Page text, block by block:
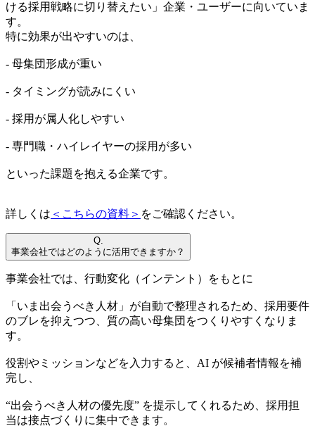
ける採用戦略に切り替えたい」企業・ユーザーに向いていま
す。
特に効果が出やすいのは、
- 母集団形成が重い
- タイミングが読みにくい
- 採用が属人化しやすい
- 専門職・ハイレイヤーの採用が多い
といった課題を抱える企業です。
詳しくは ＜こちらの資料＞ をご確認ください。
Q.
事業会社ではどのように活用できますか？
事業会社では、行動変化（インテント）をもとに
「いま出会うべき人材」が自動で整理されるため、採用要件
のブレを抑えつつ、質の高い母集団をつくりやすくなりま
す。
役割やミッションなどを入力すると、AI が候補者情報を補
完し、
“出会うべき人材の優先度” を提示してくれるため、採用担
当は接点づくりに集中できます。